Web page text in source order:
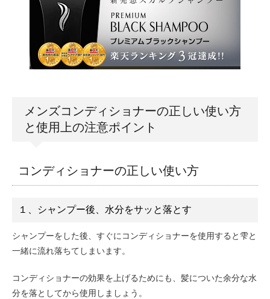
メンズコンディショナーの正しい使い方
と使用上の注意ポイント
コンディショナーの正しい使い方
１、シャンプー後、水分をサッと落とす
シャンプーをした後、すぐにコンディショナーを使用すると雫と
一緒に流れ落ちてしまいます。
コンディショナーの効果を上げるためにも、髪についた余分な水
分を落としてから使用しましょう。